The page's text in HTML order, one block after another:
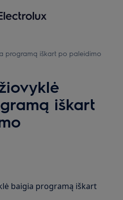
programą iškart po paleidimo
iškart
baigia programą iškart